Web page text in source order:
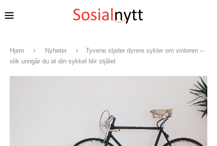
Hjem Nyheter
Tyvene stjeler dyrere sykler om vinteren –
slik unngår du at din sykkel blir stjålet